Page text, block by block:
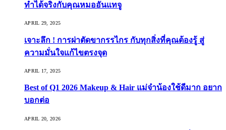
ทำได้จริงกับคุณหมออันแทจู
APRIL 29, 2025
เจาะลึก ! การผ่าตัดขากรรไกร กับทุกสิ่งที่คุณต้องรู้ สู่
ความมั่นใจแก้ไขตรงจุด
APRIL 17, 2025
Best of Q1 2026 Makeup & Hair แม่จ๋าน้องใช้ดีมาก อยาก
บอกต่อ
APRIL 20, 2026